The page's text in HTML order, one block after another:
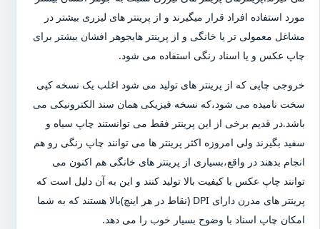
مورد استفاده افراد قرار میگیرند و از پرینتر های لیزری بیشتر در
مشاغل معمولی تر یا خانگی و از پرینتر هایجوهر افشان بیشتر برای
چاپ عکس و یا اسناد رنگی استفاده می شود.
خروجی چاپی که از پرینتر های تولید می شود اغلب یک نسخه کپی
سخت نامیده می شود،که نسخه فیزیکی همان سند الکترونیکی می
باشد.در قدیم برخی از این پرینتر فقط می توانستند چاپ سیاه و
سفید بگیرند ولی امروزه اکثر پرینتر ها می توانند چاپ رنگی رو هم
انجام بدهند در واقع،بسیاری از پرینتر های خانگی هم اکنون می
توانند چاپ عکس با کیفیت بالا تولید کنند و این به آن دلیل است که
پرینتر های مدرن دارای DPI (نقاط در هر اینچ)بالا هستند که به شما
امکان چاپ اسناد با وضوح بسیار خوب را می دهد.